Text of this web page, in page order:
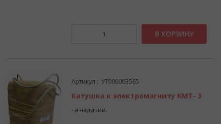
В КОРЗИНУ
Артикул : УТ000003565
Катушка к электромагниту КМТ- 3
- в наличии.